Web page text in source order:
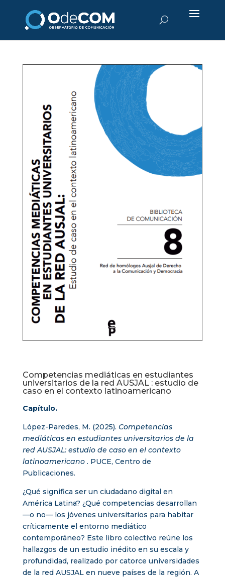
Competencias mediáticas en estudiantes
universitarios de la red AUSJAL : estudio de
caso en el contexto latinoamericano
Capítulo.
López-Paredes, M. (2025). Competencias
mediáticas en estudiantes universitarios de la
red AUSJAL: estudio de caso en el contexto
latinoamericano . PUCE, Centro de
Publicaciones.
¿Qué significa ser un ciudadano digital en
América Latina? ¿Qué competencias desarrollan
—o no— los jóvenes universitarios para habitar
críticamente el entorno mediático
contemporáneo? Este libro colectivo reúne los
hallazgos de un estudio inédito en su escala y
profundidad, realizado por catorce universidades
de la red AUSJAL en nueve países de la región. A